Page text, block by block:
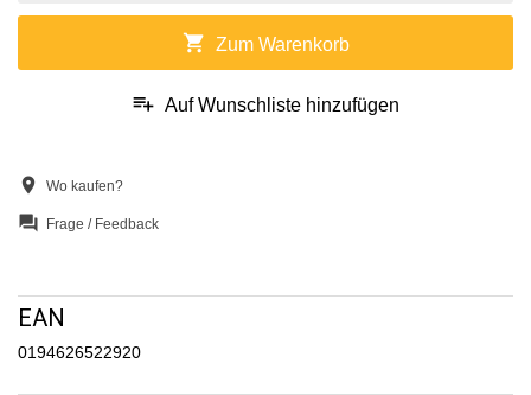
shopping_cart Zum Warenkorb
playlist_add Auf Wunschliste hinzufügen
location_on Wo kaufen?
question_answer Frage / Feedback
EAN
0194626522920